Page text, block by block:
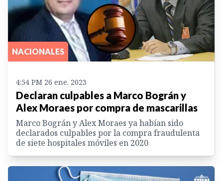
NACIONALES
4:54 PM 26 ene. 2023
Declaran culpables a Marco Bográn y
Alex Moraes por compra de mascarillas
Marco Bográn y Alex Moraes ya habían sido
declarados culpables por la compra fraudulenta
de siete hospitales móviles en 2020